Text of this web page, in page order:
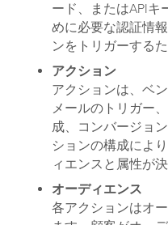
ード、またはAPIキ
めに必要な認証情
ンをトリガーする
アクション
アクションは、ベ
メールのトリガー
成、コンバージョ
ションの構成によ
ィエンスと属性が決
オーディエンス
各アクションはオ